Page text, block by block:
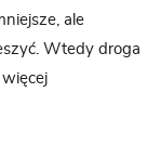
ale
Wtedy droga